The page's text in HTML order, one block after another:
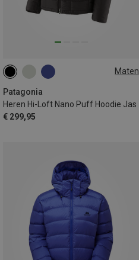
Maten
Patagonia
Heren Hi-Loft Nano Puff Hoodie Jas
€ 299,95
S M L